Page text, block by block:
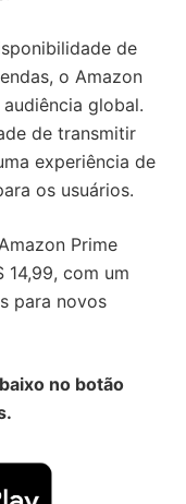
de
o Amazon
global.
de transmitir
experiência de
os usuários.
Prime
14,99, com um
para novos
no botão